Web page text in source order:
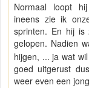
Normaal loopt
ineens zie ik
sprinten. En hij is
gelopen. Nadien
hijgen, ... ja wat
goed uitgerust
weer even een